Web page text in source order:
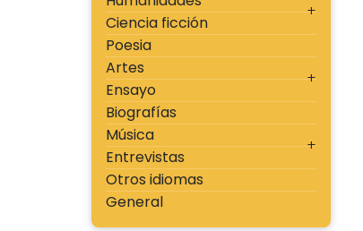
Ciencia ficción
Poesia
Artes
Ensayo
Biografías
Música
Entrevistas
Otros idiomas
General